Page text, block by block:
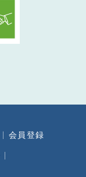
会員登録